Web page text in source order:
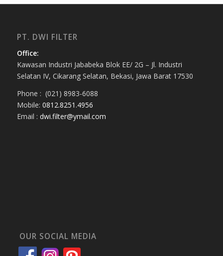
PT. DWI FILTER
Office:
Kawasan Industri Jababeka Blok EE/ 2G – Jl. Industri
Selatan IV, Cikarang Selatan, Bekasi, Jawa Barat 17530
Phone : (021) 8983-6088
Mobile: 0812.8251.4956
Email : dwi.filter@ymail.com
OUR SOCIAL MEDIA